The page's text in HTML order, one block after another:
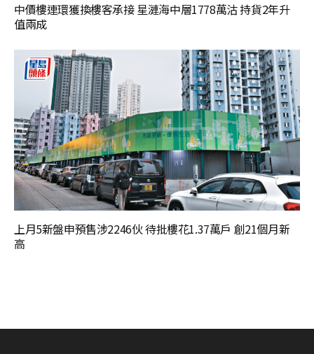
中價樓連環獲換樓客承接 星漣海中層1778萬沽 持貨2年升
值兩成
上月5新盤申預售涉2246伙 待批樓花1.37萬戶 創21個月新
高